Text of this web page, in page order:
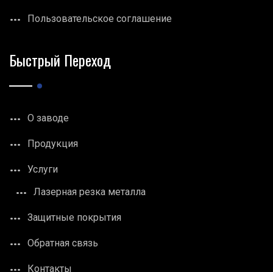
Пользовательское соглашение
Быстрый Переход
О заводе
Продукция
Услуги
Лазерная резка металла
Защитные покрытия
Обратная связь
Контакты